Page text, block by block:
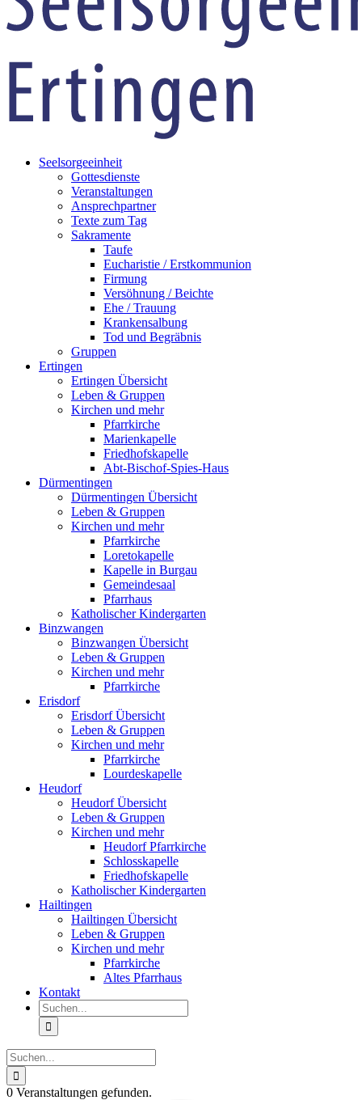
Seelsorgeeinheit
Gottesdienste
Veranstaltungen
Ansprechpartner
Texte zum Tag
Sakramente
Taufe
Eucharistie / Erstkommunion
Firmung
Versöhnung / Beichte
Ehe / Trauung
Krankensalbung
Tod und Begräbnis
Gruppen
Ertingen
Ertingen Übersicht
Leben & Gruppen
Kirchen und mehr
Pfarrkirche
Marienkapelle
Friedhofskapelle
Abt-Bischof-Spies-Haus
Dürmentingen
Dürmentingen Übersicht
Leben & Gruppen
Kirchen und mehr
Pfarrkirche
Loretokapelle
Kapelle in Burgau
Gemeindesaal
Pfarrhaus
Katholischer Kindergarten
Binzwangen
Binzwangen Übersicht
Leben & Gruppen
Kirchen und mehr
Pfarrkirche
Erisdorf
Erisdorf Übersicht
Leben & Gruppen
Kirchen und mehr
Pfarrkirche
Lourdeskapelle
Heudorf
Heudorf Übersicht
Leben & Gruppen
Kirchen und mehr
Heudorf Pfarrkirche
Schlosskapelle
Friedhofskapelle
Katholischer Kindergarten
Hailtingen
Hailtingen Übersicht
Leben & Gruppen
Kirchen und mehr
Pfarrkirche
Altes Pfarrhaus
Kontakt
Suche
nach:
Suche
nach:
0 Veranstaltungen gefunden.